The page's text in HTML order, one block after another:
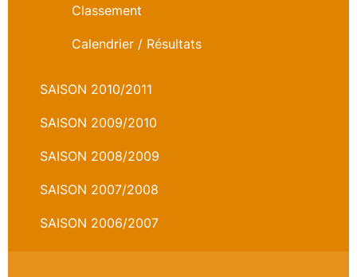
Classement
Calendrier / Résultats
SAISON 2010/2011
SAISON 2009/2010
SAISON 2008/2009
SAISON 2007/2008
SAISON 2006/2007